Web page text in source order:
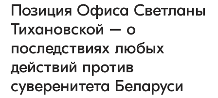
Позиция Офиса Светланы
Тихановской – о
последствиях любых
действий против
суверенитета Беларуси